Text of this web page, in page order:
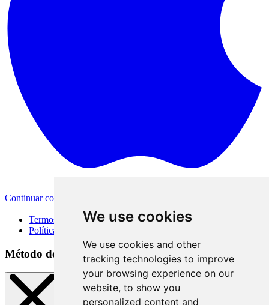
We use cookies
We use cookies and other
tracking technologies to improve
your browsing experience on our
website, to show you
personalized content and
Continuar com a Apple
Termos de Uso
Política de Privacidade
Método de acesso